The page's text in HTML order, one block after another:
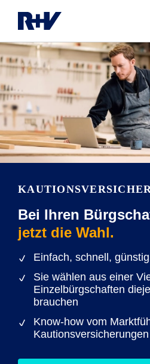
Bei Ihren
jetzt die Wahl.
Einfach, schnell,
Sie wählen aus einer
Einzelbürgschaften
brauchen
Know-how vom
Kautionsversicherungen